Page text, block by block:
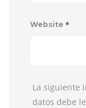
Website *
La siguiente
datos debe